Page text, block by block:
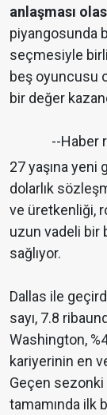
anlaşması
piyangosunda
seçmesiyle
beş oyuncusu
bir değer
--Haber
27 yaşına yeni
dolarlık
ve üretkenliği,
uzun vadeli bir
sağlıyor.
Dallas ile
sayı, 7.8
Washington,
kariyerinin en
Geçen
tamamında ilk